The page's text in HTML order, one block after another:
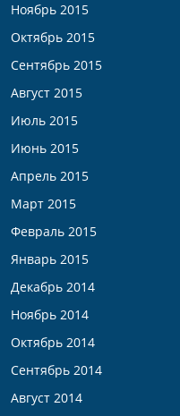
Ноябрь 2015
Октябрь 2015
Сентябрь 2015
Август 2015
Июль 2015
Июнь 2015
Апрель 2015
Март 2015
Февраль 2015
Январь 2015
Декабрь 2014
Ноябрь 2014
Октябрь 2014
Сентябрь 2014
Август 2014